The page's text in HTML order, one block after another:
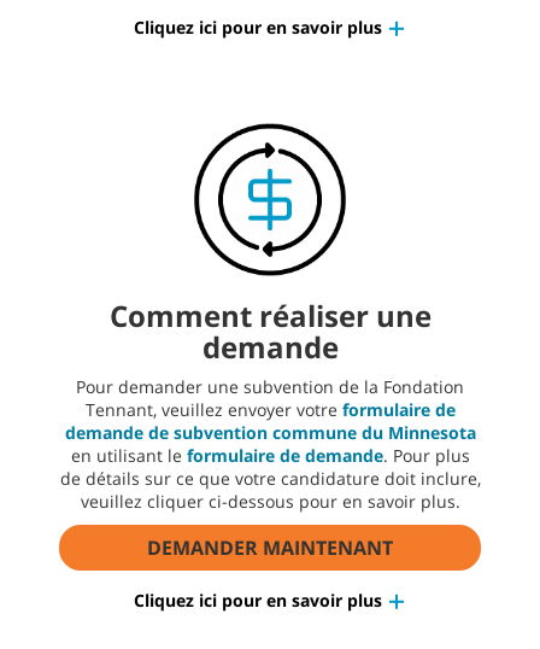
Cliquez ici pour en savoir plus
Comment réaliser une
demande
Pour demander une subvention de la Fondation
Tennant, veuillez envoyer votre formulaire de
demande de subvention commune du Minnesota
en utilisant le formulaire de demande. Pour plus
de détails sur ce que votre candidature doit inclure,
veuillez cliquer ci-dessous pour en savoir plus.
DEMANDER MAINTENANT
Cliquez ici pour en savoir plus